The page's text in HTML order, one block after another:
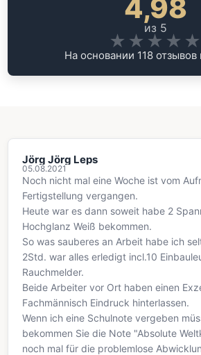
4,98
из 5
★★★★★
На основании 118 отзывов
Jörg Jörg Leps
05.08.2021
Noch nicht mal eine Woche ist vom
Fertigstellung vergangen.
Heute war es dann soweit habe 2
Hochglanz Weiß bekommen.
So was sauberes an Arbeit habe ich
2Std. war alles erledigt incl.10
Rauchmelder.
Beide Arbeiter vor Ort haben einen
Fachmännisch Eindruck hinterlassen.
Wenn ich eine Schulnote vergeben
bekommen Sie die Note "Absolute
noch mal für die problemlose